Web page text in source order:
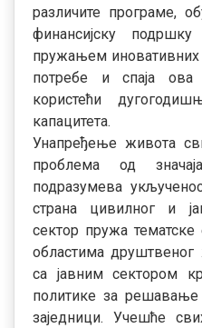
различите програме,
финансијску
пружањем иновативних
потребе и спаја
користећи
капацитета.
Унапређење живота
проблема од
подразумева
страна цивилног и
сектор пружа
областима друштвеног
са јавним сектором
политике за
заједници. Учешће